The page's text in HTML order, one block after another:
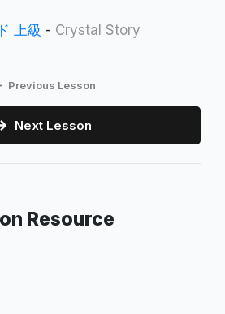
上級 - Crystal Story
Previous Lesson
Next Lesson
Resource